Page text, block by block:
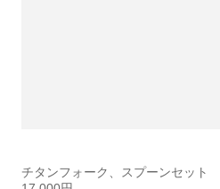
チタンフォーク、スプーンセット